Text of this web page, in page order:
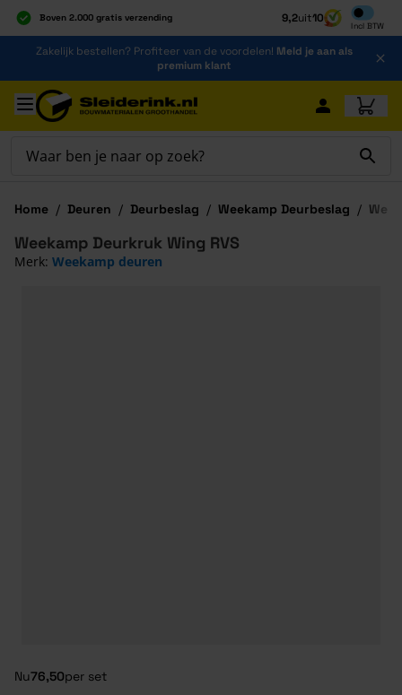
Boven 2.000 gratis verzending
Al 40 jaar dé specialist
Alles onder één dak
9,2uit10
Incl BTW
Inclusief
Ga naar de inhoud
Zakelijk bestellen? Profiteer van de voordelen! Meld je aan als
premium klant
Ga naar hoofdinhoud
Home / Deuren / Deurbeslag / Weekamp Deurbeslag /
Nu76,50per set
Weekamp Deurkruk Wing RVS
Merk: Weekamp deuren